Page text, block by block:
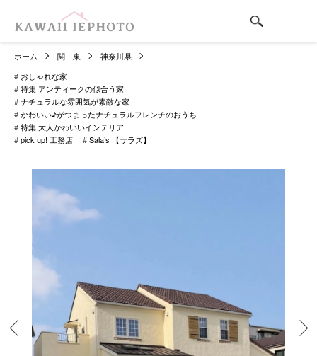
ホーム 関 東
神奈川県
# おしゃれな家
#特集 アンティークの似合う家
#ナチュラルな雰囲気が素敵な家
#かわいい♪がつまったナチュラルフレンチのおうち
#特集 大人かわいいインテリア
#pick up! 工務店 #Sala’s 【サラズ】